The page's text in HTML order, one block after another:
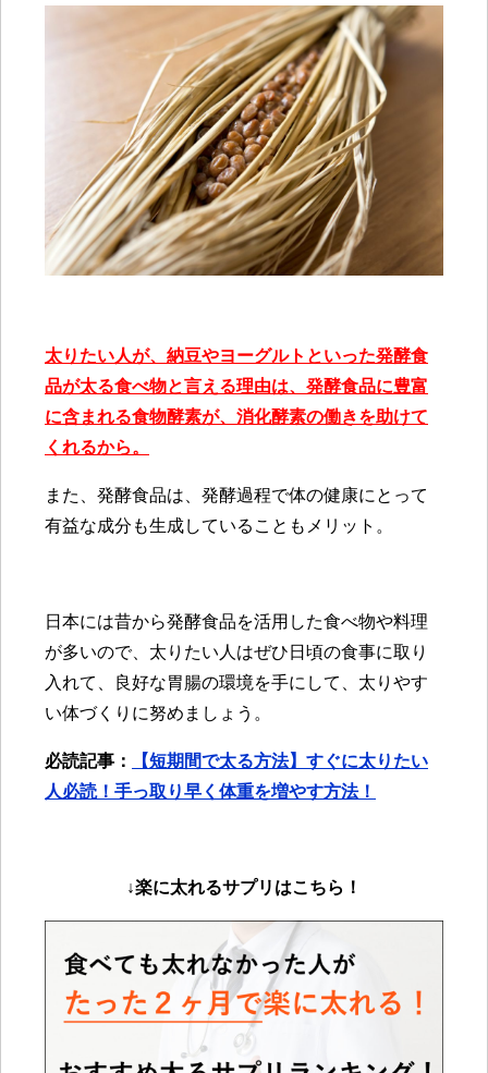
太りたい人が、納豆やヨーグルトといった発酵食
品が太る食べ物と言える理由は、発酵食品に豊富
に含まれる食物酵素が、消化酵素の働きを助けて
くれるから。
また、発酵食品は、発酵過程で体の健康にとって
有益な成分も生成していることもメリット。
日本には昔から発酵食品を活用した食べ物や料理
が多いので、太りたい人はぜひ日頃の食事に取り
入れて、良好な胃腸の環境を手にして、太りやす
い体づくりに努めましょう。
必読記事：
【短期間で太る方法】すぐに太りたい
人必読！手っ取り早く体重を増やす方法！
↓楽に太れるサプリはこちら！